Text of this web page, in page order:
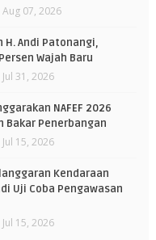
Aug 07, 2026
H. Andi Patonangi,
Wajah Baru
Jul 31, 2026
NAFEF 2026
Bakar Penerbangan
Jul 15, 2026
Kendaraan
Uji Coba Pengawasan
Jul 15, 2026